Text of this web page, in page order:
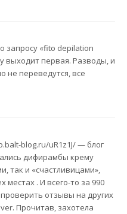
запросу «fito depilation
выходит первая. Разводы, и
не переведутся, все
blog.ru/uR1z1J/ — блог
дифирамбы крему
так и «счастливицами»,
. И всего-то за 990
отзывы на других
Прочитав, захотела